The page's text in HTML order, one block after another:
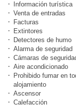
Información turística
Venta de entradas
Facturas
Extintores
Detectores de humo
Alarma de seguridad
Cámaras de
Aire acondicionado
Prohibido fumar en
alojamiento
Ascensor
Calefacción